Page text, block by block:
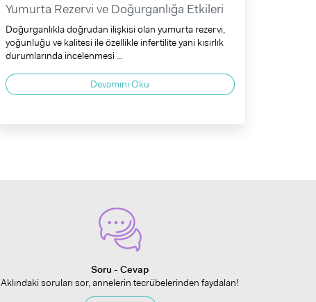
Yumurta Rezervi ve Doğurganlığa Etkileri
Doğurganlıkla doğrudan ilişkisi olan yumurta rezervi,
yoğunluğu ve kalitesi ile özellikle infertilite yani kısırlık
durumlarında incelenmesi ...
Devamını Oku
Soru - Cevap
Aklındaki soruları sor, annelerin tecrübelerinden faydalan!